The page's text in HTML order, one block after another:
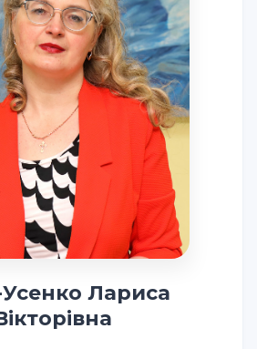
Лариса